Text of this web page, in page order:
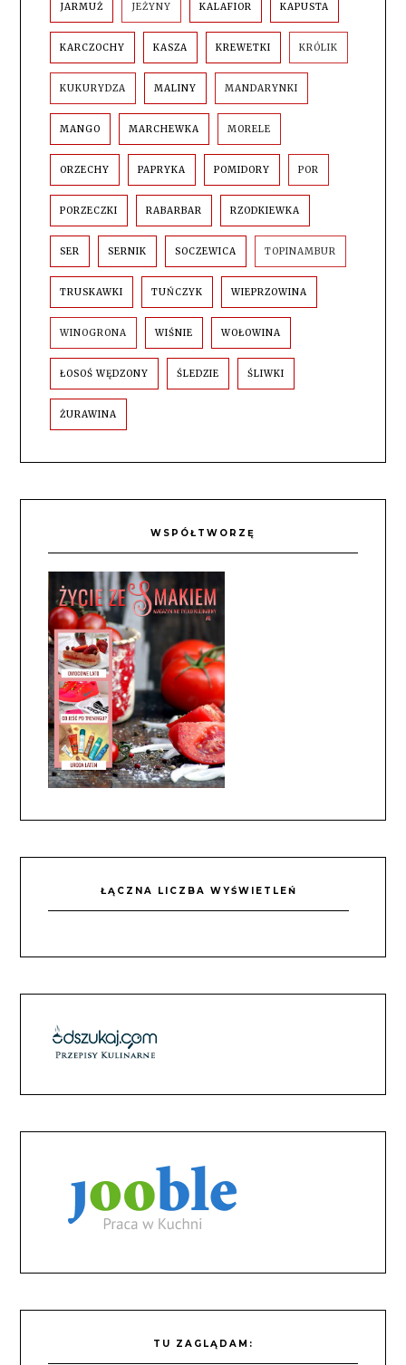
JARMUŻ JEŻYNY KALAFIOR KAPUSTA
KARCZOCHY KASZA KREWETKI KRÓLIK
KUKURYDZA MALINY MANDARYNKI
MANGO MARCHEWKA MORELE
ORZECHY PAPRYKA POMIDORY POR
PORZECZKI RABARBAR RZODKIEWKA
SER SERNIK SOCZEWICA TOPINAMBUR
TRUSKAWKI TUŃCZYK WIEPRZOWINA
WINOGRONA WIŚNIE WOŁOWINA
ŁOSOŚ WĘDZONY ŚLEDZIE ŚLIWKI
ŻURAWINA
WSPÓŁTWORZĘ
ŁĄCZNA LICZBA WYŚWIETLEŃ
TU ZAGLĄDAM: